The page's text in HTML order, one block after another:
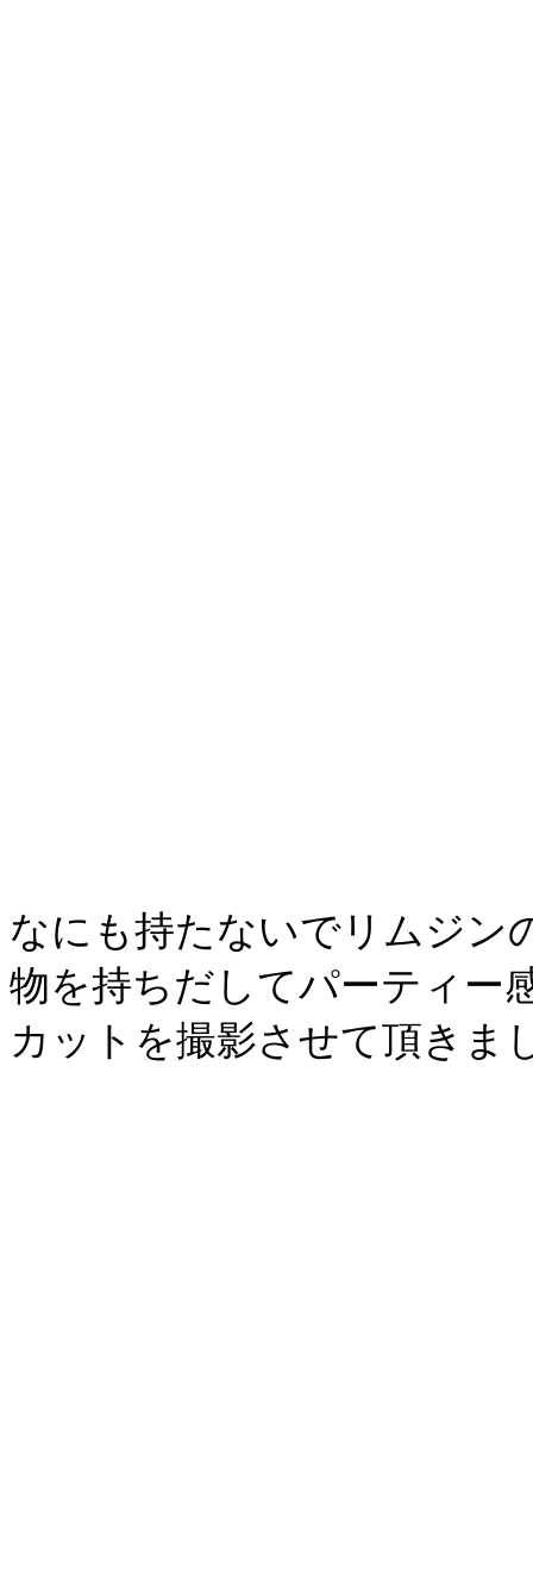
なにも持たないでリムジン
物を持ちだしてパーティー
カットを撮影させて頂きま